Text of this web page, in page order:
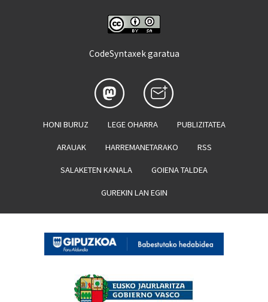
CodeSyntaxek garatua
HONI BURUZ LEGE OHARRA PUBLIZITATEA
ARAUAK HARREMANETARAKO RSS
SALAKETEN KANALA GOIENA TALDEA
GUREKIN LAN EGIN